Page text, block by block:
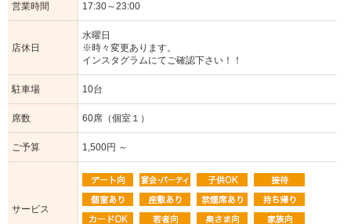
営業時間 17:30～23:00
店休日
水曜日
※時々変更あります。
インスタグラムにてご確認下さい！！
駐車場 10台
席数 60席（個室１）
ご予算 1,500円 ～
サービス